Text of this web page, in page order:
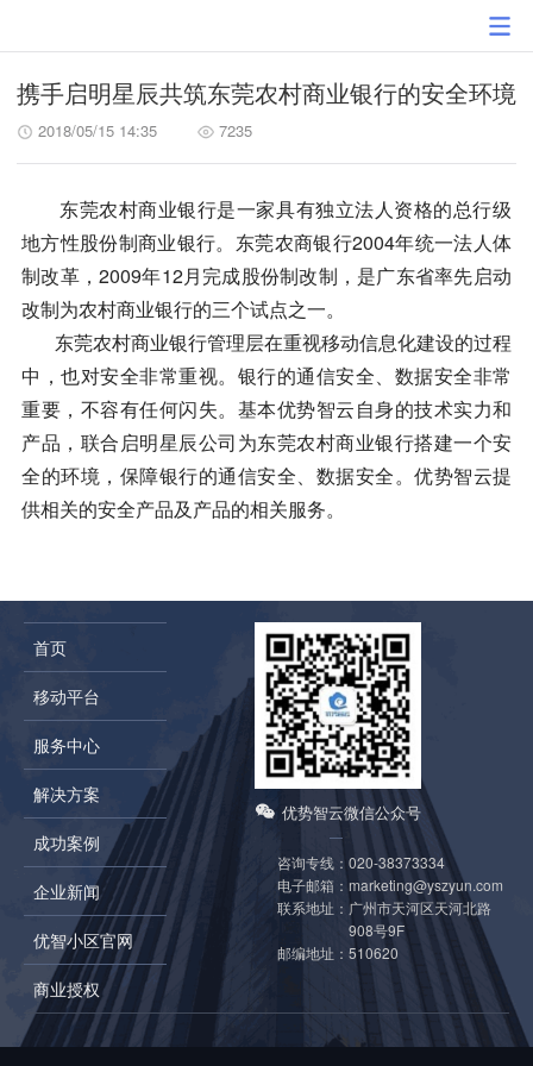
携手启明星辰共筑东莞农村商业银行的安全环境
2018/05/15 14:35 7235
东莞农村商业银行是一家具有独立法人资格的总行级
地方性股份制商业银行。东莞农商银行2004年统一法人体
制改革，2009年12月完成股份制改制，是广东省率先启动
改制为农村商业银行的三个试点之一。
东莞农村商业银行管理层在重视移动信息化建设的过程
中，也对安全非常重视。银行的通信安全、数据安全非常
重要，不容有任何闪失。基本优势智云自身的技术实力和
产品，联合启明星辰公司为东莞农村商业银行搭建一个安
全的环境，保障银行的通信安全、数据安全。优势智云提
供相关的安全产品及产品的相关服务。
首页
移动平台
服务中心
解决方案
成功案例
企业新闻
优智小区官网
商业授权
优势智云微信公众号
咨询专线： 020-38373334
电子邮箱： marketing@yszyun.com
联系地址： 广州市天河区天河北路
908号9F
邮编地址： 510620